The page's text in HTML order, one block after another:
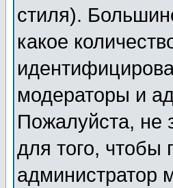
стиля).
какое
модераторы и
Пожалуйста, не
для того, чтобы
администратор